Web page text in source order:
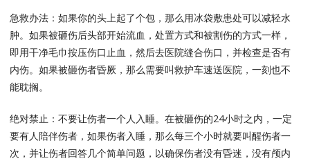
急救办法：如果你的头上起了个包，那么用冰袋敷患处可以减轻水
肿。如果被砸伤后头部开始流血，处置方式和被割伤的方式一样，
即用干净毛巾按压伤口止血，然后去医院缝合伤口，并检查是否有
内伤。如果被砸伤者昏厥，那么需要叫救护车速送医院，一刻也不
能耽搁。
绝对禁止：不要让伤者一个人入睡。在被砸伤的24小时之内，一定
要有人陪伴伤者，如果伤者入睡，那么每三个小时就要叫醒伤者一
次，并让伤者回答几个简单问题，以确保伤者没有昏迷，没有颅内